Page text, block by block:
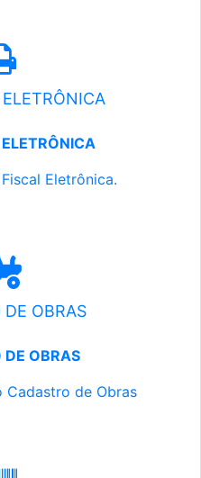
Eletrônica.
DE OBRAS
OBRAS
Cadastro de Obras